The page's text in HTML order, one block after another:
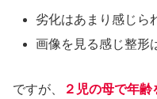
劣化はあまり感じら
画像を見る感じ整形
ですが、 ２児の母で年